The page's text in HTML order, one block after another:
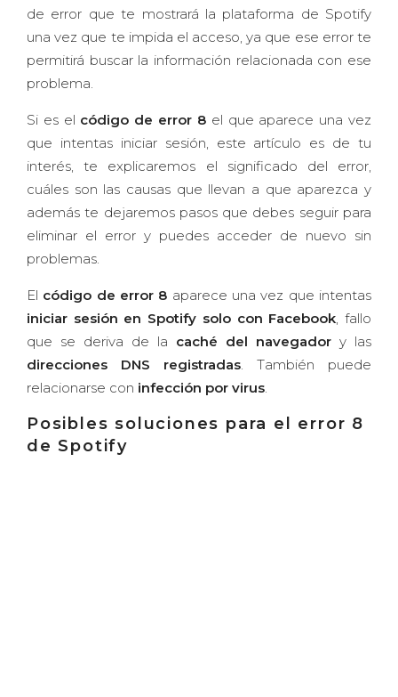
de error que te mostrará la plataforma de Spotify
una vez que te impida el acceso, ya que ese error te
permitirá buscar la información relacionada con ese
problema.
Si es el código de error 8el que aparece una vez
que intentas iniciar sesión, este artículo es de tu
interés, te explicaremos el significado del error,
cuáles son las causas que llevan a que aparezca y
además te dejaremos pasos que debes seguir para
eliminar el error y puedes acceder de nuevo sin
problemas.
El código de error 8 aparece una vez que intentas
iniciar sesión en Spotify solo con Facebook, fallo
que se deriva de la caché del navegador y las
direcciones DNS registradas. También puede
relacionarse con infección por virus.
Posibles soluciones para el error 8
de Spotify